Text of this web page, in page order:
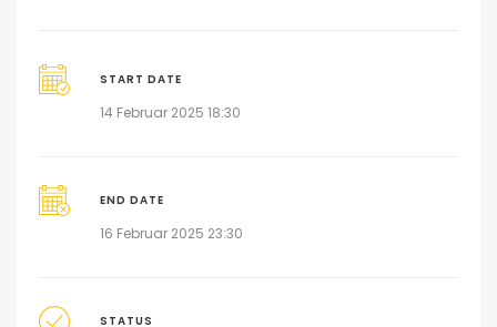
START DATE
14 Februar 2025 18:30
END DATE
16 Februar 2025 23:30
STATUS